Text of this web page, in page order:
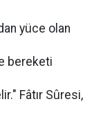
yüce olan
bereketi
Fâtır Sûresi,